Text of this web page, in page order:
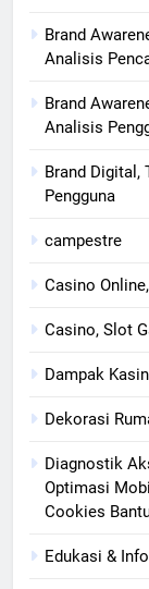
Brand
Analisis
Brand
Analisis
Brand Digital,
Pengguna
campestre
Casino
Casino, Slot
Dampak
Dekorasi
Diagnostik
Optimasi
Cookies
Edukasi &